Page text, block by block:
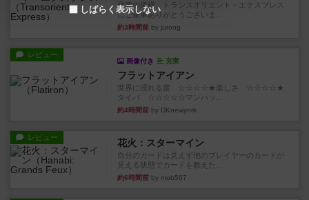
乗客の皆様、トランスオリエント・エクスプレス
にご乗車ありがとうございま...
約3時間前 by jurong
レビュー
画像付き 充実
フラットアイアン
世界に浸れる度 ☆☆☆☆★楽しさ ☆☆☆☆★
タイパ ☆☆☆☆☆マンハッ...
約4時間前 by DKnewyork
レビュー 花火：スターマイン
自分のカードは見えず他のプレイヤーのカードが
見える状態でカードを教えた...
約6時間前 by mob567
しばらく表示しない